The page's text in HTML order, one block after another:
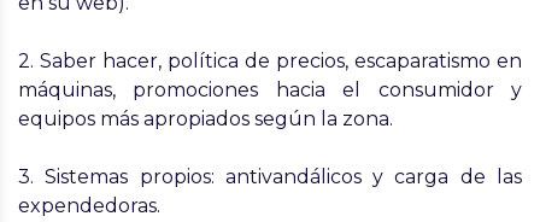
2. Saber hacer, política de precios, escaparatismo en
máquinas, promociones hacia el consumidor y
equipos más apropiados según la zona.
3. Sistemas propios: antivandálicos y carga de las
expendedoras.